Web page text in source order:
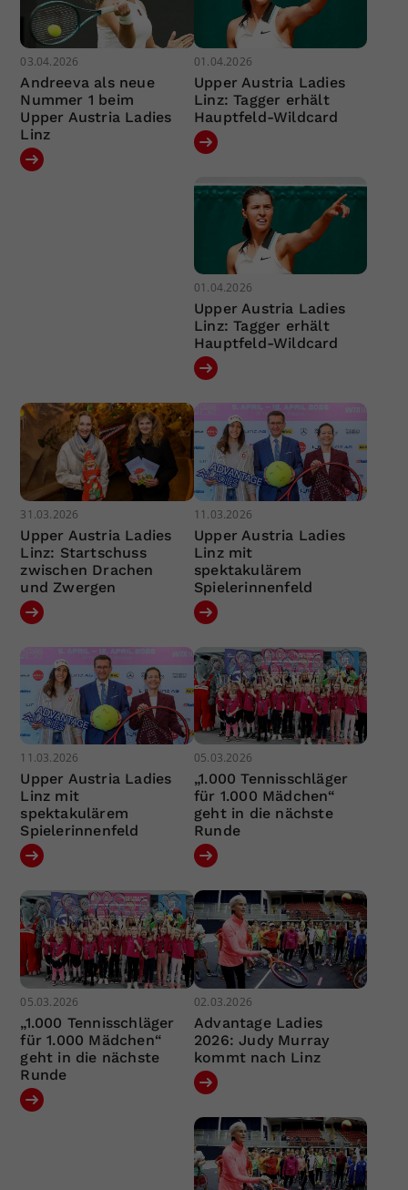
03.04.2026
Andreeva als neue
Nummer 1 beim
Upper Austria Ladies
Linz
01.04.2026
Upper Austria Ladies
Linz: Tagger erhält
Hauptfeld-Wildcard
01.04.2026
Upper Austria Ladies
Linz: Tagger erhält
Hauptfeld-Wildcard
31.03.2026
Upper Austria Ladies
Linz: Startschuss
zwischen Drachen
und Zwergen
11.03.2026
Upper Austria Ladies
Linz mit
spektakulärem
Spielerinnenfeld
11.03.2026
Upper Austria Ladies
Linz mit
spektakulärem
Spielerinnenfeld
05.03.2026
„1.000 Tennisschläger
für 1.000 Mädchen“
geht in die nächste
Runde
05.03.2026
„1.000 Tennisschläger
für 1.000 Mädchen“
geht in die nächste
Runde
02.03.2026
Advantage Ladies
2026: Judy Murray
kommt nach Linz